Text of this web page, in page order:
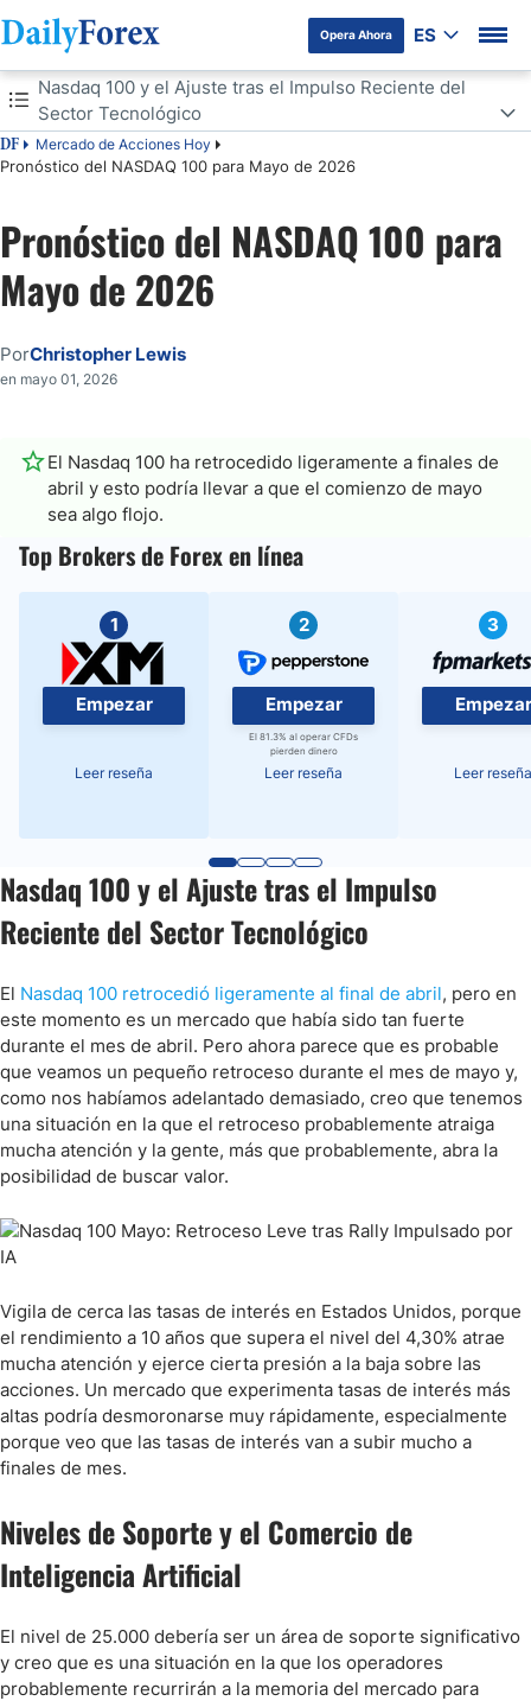
Opera Ahora ES
Tabla de contenidos
DF Mercado de Acciones Hoy
Pronóstico del NASDAQ 100 para Mayo de 2026
Nasdaq 100 y el Ajuste tras el Impulso Reciente del
Sector Tecnológico
Nasdaq 100 y el Ajuste tras el Impulso Reciente del Sector
Tecnológico
Pronóstico del NASDAQ 100 para
Mayo de 2026
PorChristopher Lewis
en mayo 01, 2026
El Nasdaq 100 ha retrocedido ligeramente a finales de
abril y esto podría llevar a que el comienzo de mayo
sea algo flojo.
Top Brokers de Forex en línea
1
Empezar
Leer reseña
2
Empezar
El 81.3% al operar CFDs
pierden dinero
Leer reseña
3
Empezar
Leer reseña
Nasdaq 100 y el Ajuste tras el Impulso
Reciente del Sector Tecnológico
El Nasdaq 100 retrocedió ligeramente al final de abril, pero en
este momento es un mercado que había sido tan fuerte
durante el mes de abril. Pero ahora parece que es probable
que veamos un pequeño retroceso durante el mes de mayo y,
como nos habíamos adelantado demasiado, creo que tenemos
una situación en la que el retroceso probablemente atraiga
mucha atención y la gente, más que probablemente, abra la
posibilidad de buscar valor.
Vigila de cerca las tasas de interés en Estados Unidos, porque
el rendimiento a 10 años que supera el nivel del 4,30% atrae
mucha atención y ejerce cierta presión a la baja sobre las
acciones. Un mercado que experimenta tasas de interés más
altas podría desmoronarse muy rápidamente, especialmente
porque veo que las tasas de interés van a subir mucho a
finales de mes.
Niveles de Soporte y el Comercio de
Inteligencia Artificial
El nivel de 25.000 debería ser un área de soporte significativo
y creo que es una situación en la que los operadores
probablemente recurrirán a la memoria del mercado para